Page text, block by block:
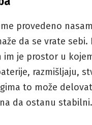
provedeno
da se vrate sebi.
je prostor u
razmišljaju,
to može
da ostanu stabilni.